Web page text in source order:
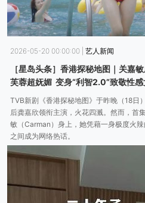
2026-05-20 00:00:00 艺人新闻
［星岛头条］香港探秘地图｜关嘉
芙蓉超妩媚 变身“利智2.0”致敬性感
TVB新剧《香港探秘地图》于昨晚（18日
后龚嘉欣领衔主演，火花四溅。然而，首
敏（Carman）身上，她凭藉一身极度火
之间成为网络热话。